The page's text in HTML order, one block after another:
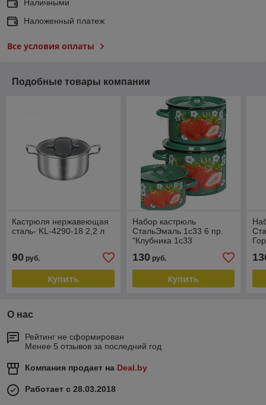
Наличными
Наложенный платеж
Все условия оплаты
Подобные товары компании
Кастрюля нержавеющая
сталь- KL-4290-18 2,2 л
90 руб.
Купить
Набор кастрюль
СтальЭмаль 1с33 6 пр.
"Клубника 1с33
130руб.
Купить
О нас
Рейтинг не сформирован
Менее 5 отзывов за последний год
Компания продает на Deal.by
Работает с 28.03.2018